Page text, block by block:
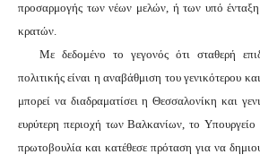
προσαρμογής των νέων μελών, ή των υπό
κρατών.
Με δεδομένο το γεγονός ότι σταθερή
πολιτικής είναι η αναβάθμιση του γενικότερου
μπορεί να διαδραματίσει η Θεσσαλονίκη και
ευρύτερη περιοχή των Βαλκανίων, το Υπουργείο
πρωτοβουλία και κατέθεσε πρόταση για να